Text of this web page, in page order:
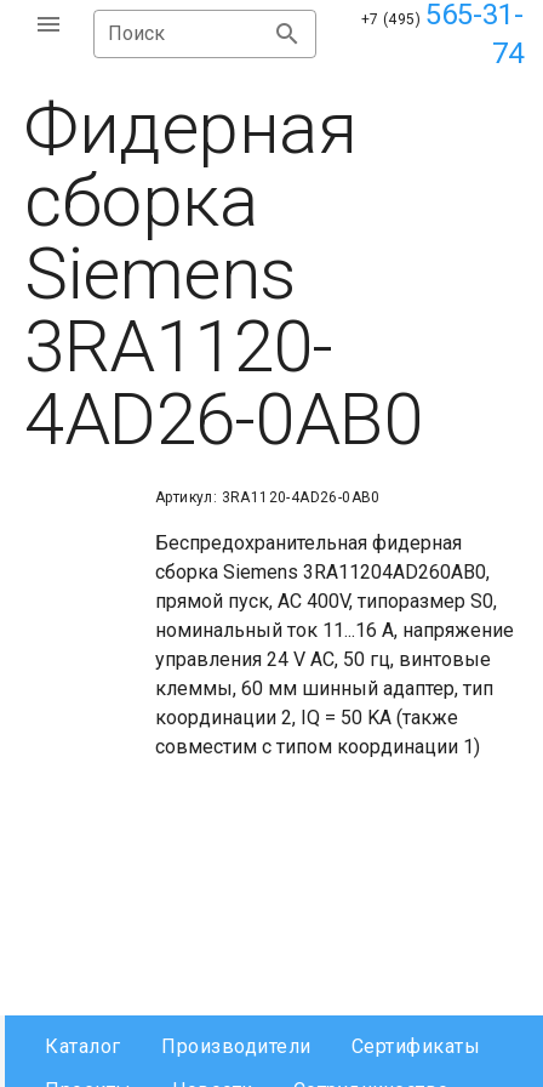
Поиск
+7 (495) 565-31-
74
Фидерная
сборка
Siemens
3RA1120-
4AD26-0AB0
Артикул: 3RA1120-4AD26-0AB0
Беспредохранительная фидерная
сборка Siemens 3RA11204AD260AB0,
прямой пуск, AC 400V, типоразмер S0,
номинальный ток 11...16 A, напряжение
управления 24 V AC, 50 гц, винтовые
клеммы, 60 мм шинный адаптер, тип
координации 2, IQ = 50 KA (также
совместим с типом координации 1)
Каталог Производители
Сертификаты